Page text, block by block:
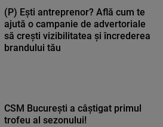
(P) Ești antreprenor? Află cum te
ajută o campanie de advertoriale
să crești vizibilitatea și încrederea
brandului tău
CSM București a câștigat primul
trofeu al sezonului!